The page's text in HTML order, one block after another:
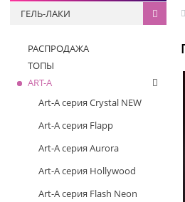
ГЕЛЬ-ЛАКИ
РАСПРОДАЖА
ТОПЫ
ART-A
Art-A серия Crystal NEW
Art-A серия Flapp
Art-A серия Aurora
Art-A серия Hollywood
Art-A серия Flash Neon